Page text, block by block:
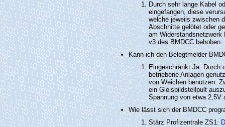
Durch sehr lange Kabel
eingefangen, diese
welche jeweils zwischen
Abschnitte gelötet oder
am
v3 des BMDCC behoben.
Kann ich den Belegtmelder
Eingeschränkt Ja. Durch
betriebene Anlagen
von Weichen benutzen.
ein Gleisbildstellpult
Spannung von etwa 2,5V
Wie lässt sich der BMDCC
Stärz Profizentrale ZS1: